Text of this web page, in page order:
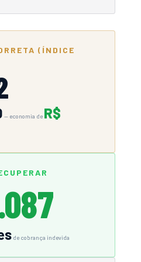
(ÍNDICE
— economia de R$
de cobrança indevida